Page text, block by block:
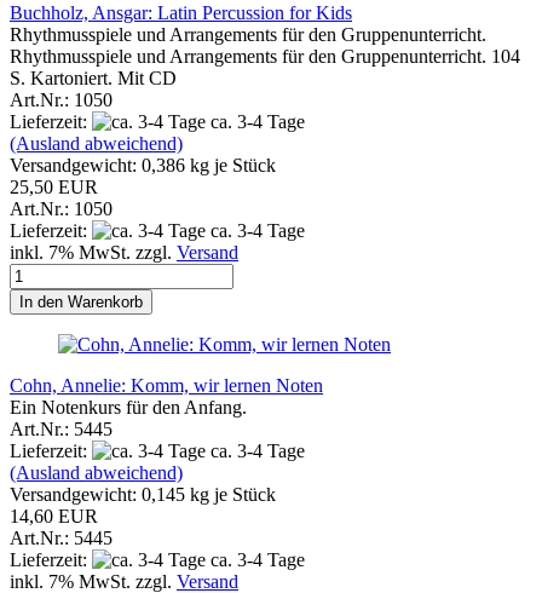
Buchholz, Ansgar: Latin Percussion for Kids
Rhythmusspiele und Arrangements für den Gruppenunterricht.
Rhythmusspiele und Arrangements für den Gruppenunterricht. 104
S. Kartoniert. Mit CD
Art.Nr.: 1050
Lieferzeit:
ca. 3-4 Tage
(Ausland abweichend)
Versandgewicht: 0,386 kg je Stück
25,50 EUR
Art.Nr.: 1050
Lieferzeit:
ca. 3-4 Tage
inkl. 7% MwSt. zzgl. Versand
In den Warenkorb
Cohn, Annelie: Komm, wir lernen Noten
Ein Notenkurs für den Anfang.
Art.Nr.: 5445
Lieferzeit:
ca. 3-4 Tage
(Ausland abweichend)
Versandgewicht: 0,145 kg je Stück
14,60 EUR
Art.Nr.: 5445
Lieferzeit:
ca. 3-4 Tage
inkl. 7% MwSt. zzgl. Versand